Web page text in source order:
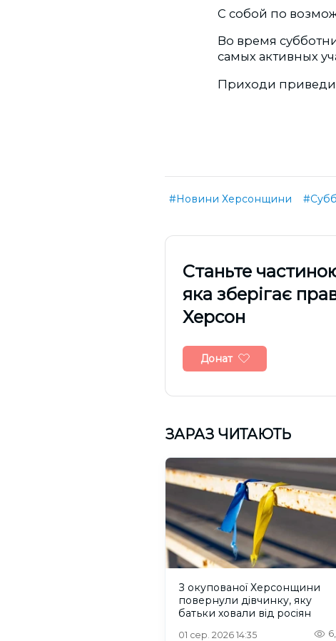
С собой по
Во время
самых активных
Приходи приведи
#Новини Херсонщини
Cтаньте
яка зберігає
Херсон
Донат
ЗАРАЗ ЧИТАЮТЬ
З окупованої Херсонщини
повернули дівчинку, яку
батьки ховали від росіян
01 сер. 2026 14:35